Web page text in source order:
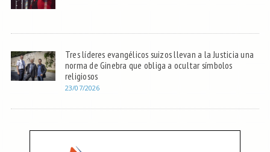
Tres líderes evangélicos suizos llevan a la Justicia una
norma de Ginebra que obliga a ocultar símbolos
religiosos
23/07/2026